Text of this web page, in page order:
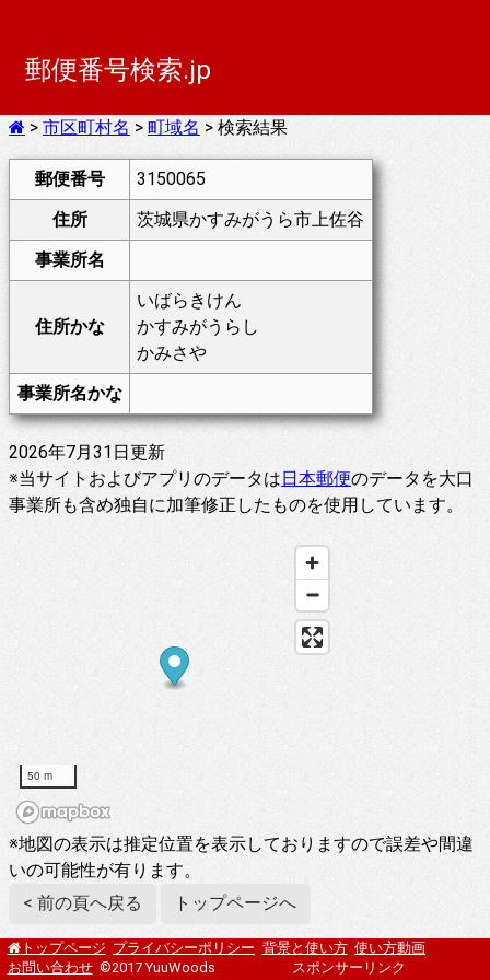
郵便番号検索.jp
> 市区町村名 > 町域名 > 検索結果
郵便番号
3150065
住所
茨城県かすみがうら市上佐谷
事業所名
住所かな
いばらきけん
かすみがうらし
かみさや
事業所名かな
2026年7月31日更新
※当サイトおよびアプリのデータは日本郵便のデータを大口
事業所も含め独自に加筆修正したものを使用しています。
50 m
※地図の表示は推定位置を表示しておりますので誤差や間違
いの可能性が有ります。
< 前の頁へ戻る
トップページへ
トップページ プライバシーポリシー 背景と使い方 使い方動画
お問い合わせ ©2017 YuuWoods スポンサーリンク